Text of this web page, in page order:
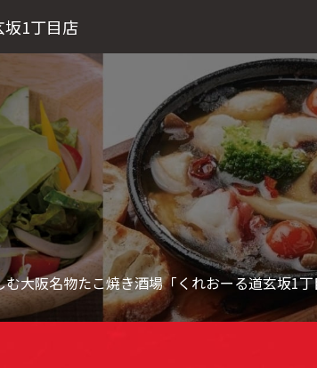
坂1丁目店
む大阪名物たこ焼き酒場「くれおーる道玄坂1